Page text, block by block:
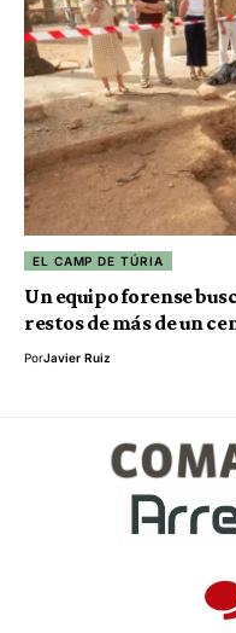
EL CAMP DE TÚRIA
Un equipo forense
restos de más de un
PorJavier Ruiz